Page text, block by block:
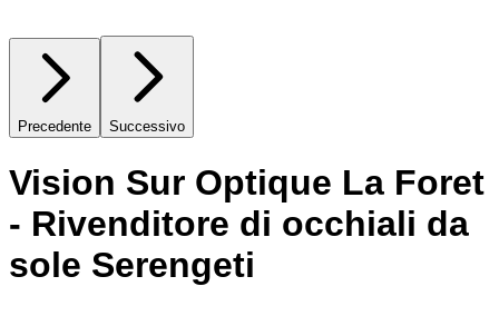
Precedente Successivo
Vision Sur Optique La Foret
- Rivenditore di occhiali da
sole Serengeti